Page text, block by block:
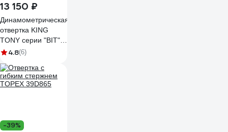
13 150 ₽
Динамометрическая
отвертка KING
TONY серии "BIT"
1/4", 1,5-6,5 Нм
4.8(6)
-39%